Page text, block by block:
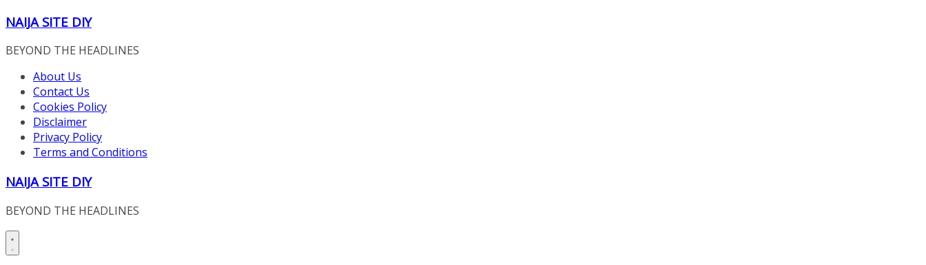
Skip
content
NAIJA SITE DIY
BEYOND THE HEADLINES
About Us
Contact Us
Cookies Policy
Disclaimer
Privacy Policy
Terms and Conditions
NAIJA SITE DIY
BEYOND THE HEADLINES